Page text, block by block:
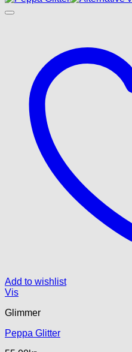
Add to wishlist
Vis
Glimmer
Peppa Glitter